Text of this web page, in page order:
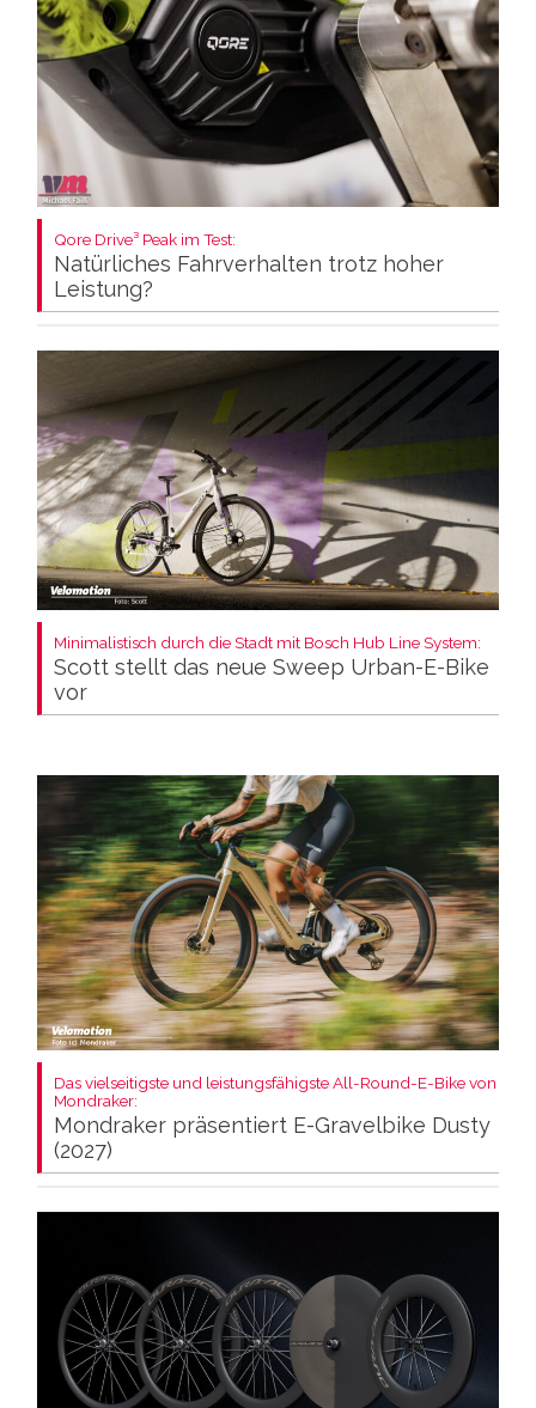
Qore Drive³ Peak im Test:
Natürliches Fahrverhalten trotz hoher
Leistung?
Minimalistisch durch die Stadt mit Bosch Hub Line System:
Scott stellt das neue Sweep Urban-E-Bike
vor
Das vielseitigste und leistungsfähigste All-Round-E-Bike von
Mondraker:
Mondraker präsentiert E-Gravelbike Dusty
(2027)